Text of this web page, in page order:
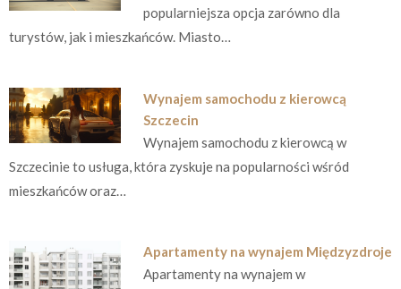
popularniejsza opcja zarówno dla
turystów, jak i mieszkańców. Miasto…
Wynajem samochodu z kierowcą
Szczecin
Wynajem samochodu z kierowcą w
Szczecinie to usługa, która zyskuje na popularności wśród
mieszkańców oraz…
Apartamenty na wynajem Międzyzdroje
Apartamenty na wynajem w